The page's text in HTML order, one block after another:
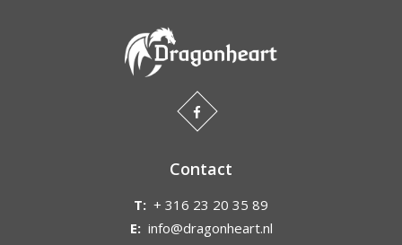
Contact
T: + 316 23 20 35 89
E: info@dragonheart.nl